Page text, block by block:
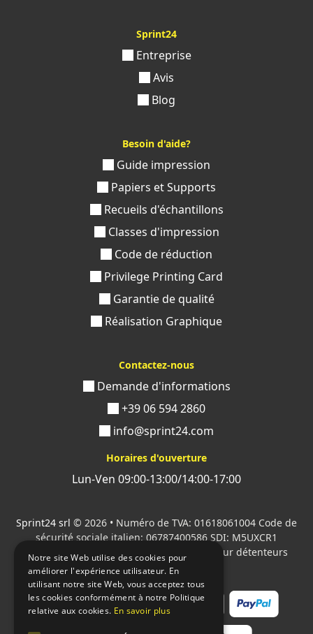
Sprint24
Entreprise
Avis
Blog
Besoin d'aide?
Guide impression
Papiers et Supports
Recueils d'échantillons
Classes d'impression
Code de réduction
Privilege Printing Card
Garantie de qualité
Réalisation Graphique
Contactez-nous
Demande d'informations
+39 06 594 2860
info@sprint24.com
Horaires d'ouverture
Lun-Ven 09:00-13:00/14:00-17:00
Sprint24 srl © 2026 • Numéro de TVA: 01618061004 Code de
sécurité sociale italien: 06787400586 SDI: M5UXCR1
Tous les logos cités sont la propriété de leur détenteurs
respectifs.
Notre site Web utilise des cookies pour
améliorer l'expérience utilisateur. En
utilisant notre site Web, vous acceptez tous
les cookies conformément à notre Politique
relative aux cookies. En savoir plus